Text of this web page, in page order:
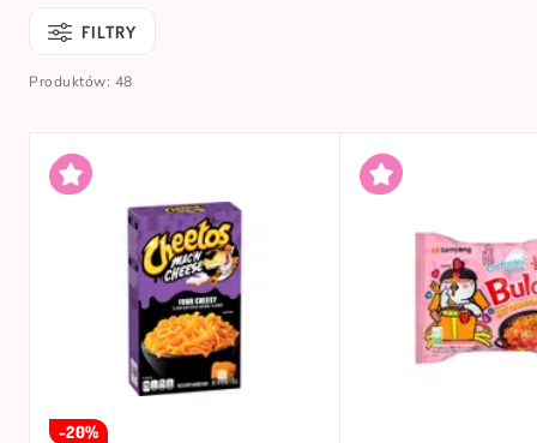
FILTRY
Produktów: 48
-20%